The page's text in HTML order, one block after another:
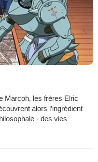
Marcoh, les frères Elric
alors l’ingrédient
- des vies